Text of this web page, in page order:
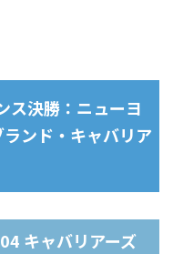
ス決勝：ニューヨ
ンド・キャバリア
キャバリアーズ